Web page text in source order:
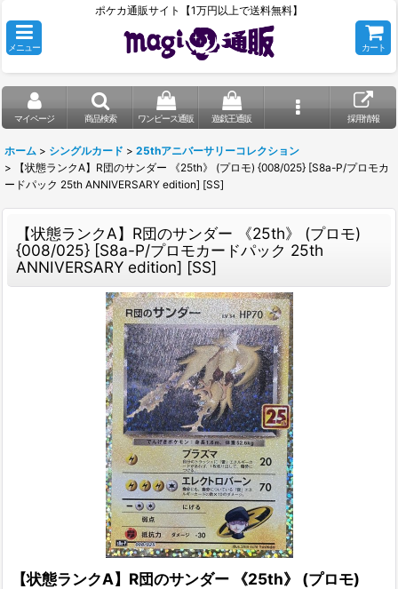
ポケカ通販サイト【1万円以上で送料無料】
メニュー カート
マイページ 商品検索 ワンピース通販 遊戯王通販 採用情報
ホーム > シングルカード > 25thアニバーサリーコレクション
>
【状態ランクA】R団のサンダー 《25th》 (プロモ) {008/025} [S8a-P/プロモカ
ードパック 25th ANNIVERSARY edition] [SS]
【状態ランクA】R団のサンダー 《25th》 (プロモ)
{008/025} [S8a-P/プロモカードパック 25th
ANNIVERSARY edition] [SS]
【状態ランクA】R団のサンダー 《25th》 (プロモ)